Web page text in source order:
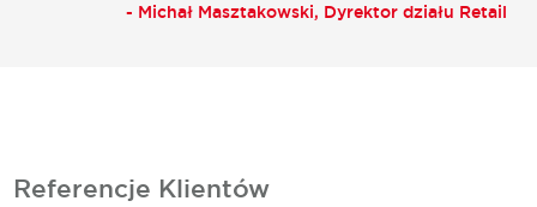
- Michał Masztakowski, Dyrektor działu Retail
Referencje Klientów